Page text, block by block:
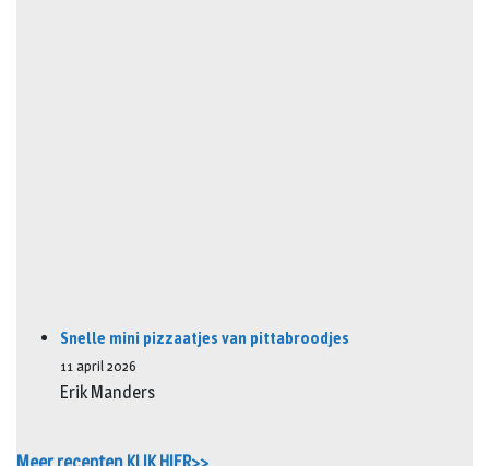
Snelle mini pizzaatjes van pittabroodjes
11 april 2026
Erik Manders